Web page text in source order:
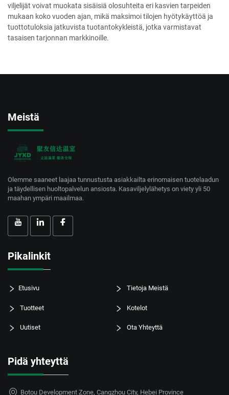
viljelijät voivat muokata sisäisiä olosuhteita eri kasvien tarpeiden
mukaan koko vuoden ajan, mikä maksimoi tilojen hyötykäyttöä ja
tuottotuloksia jatkuvista tuotantokykleistä, jotka varmistavat
tasaisen tarjonnan markkinoille.
Meistä
Olemme saaneet laajaa tunnustusta asiakkailta erinomaisen tuotelaadun
ja täydellisen huoltopalvelun ansiosta. Kasaviljelylähetys on viety yli 50
maahan ympäri maailmaa.
Pikalinkit
Etusivu Tietoja Meistä
Tuotteet Kotelot
Uutiset Ota Yhteyttä
Pidä yhteyttä
Botou Development Zone, Cangzhou City, Hebei Province